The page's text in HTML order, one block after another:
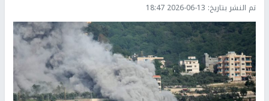
تم النشر بتاريخ: 2026-06-13 18:47